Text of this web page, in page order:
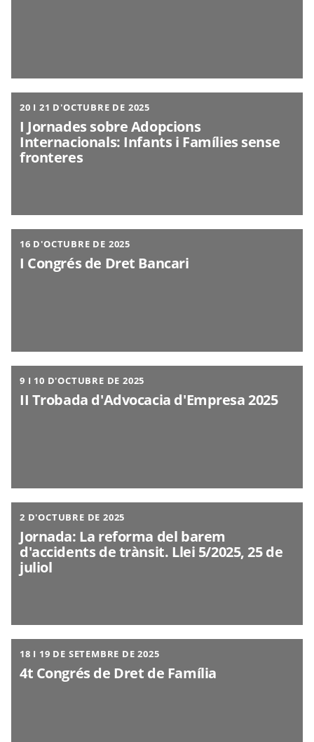
20 I 21 D'OCTUBRE DE 2025
I Jornades sobre Adopcions
Internacionals: Infants i Famílies sense
fronteres
16 D'OCTUBRE DE 2025
I Congrés de Dret Bancari
9 I 10 D'OCTUBRE DE 2025
II Trobada d'Advocacia d'Empresa 2025
2 D'OCTUBRE DE 2025
Jornada: La reforma del barem
d'accidents de trànsit. Llei 5/2025, 25 de
juliol
18 I 19 DE SETEMBRE DE 2025
4t Congrés de Dret de Família